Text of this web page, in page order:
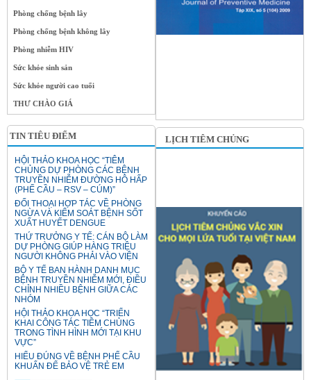
Phòng chống bệnh lây
Phòng chống bệnh không lây
Phòng nhiễm HIV
Sức khỏe sinh sản
Sức khỏe người cao tuổi
THƯ CHÀO GIÁ
TIN TIÊU ĐIỂM
HỘI THẢO KHOA HỌC “TIÊM
CHỦNG DỰ PHÒNG CÁC BỆNH
TRUYỀN NHIỄM ĐƯỜNG HÔ HẤP
(PHẾ CẦU – RSV – CÚM)”
ĐỐI THOẠI HỢP TÁC VỀ PHÒNG
NGỪA VÀ KIỂM SOÁT BỆNH SỐT
XUẤT HUYẾT DENGUE
THỨ TRƯỞNG Y TẾ: CÁN BỘ LÀM
DỰ PHÒNG GIÚP HÀNG TRIỆU
NGƯỜI KHÔNG PHẢI VÀO VIỆN
BỘ Y TẾ BAN HÀNH DANH MỤC
BỆNH TRUYỀN NHIỄM MỚI, ĐIỀU
CHỈNH NHIỀU BỆNH GIỮA CÁC
NHÓM
HỘI THẢO KHOA HỌC “TRIỂN
KHAI CÔNG TÁC TIÊM CHỦNG
TRONG TÌNH HÌNH MỚI TẠI KHU
VỰC”
HIỂU ĐÚNG VỀ BỆNH PHẾ CẦU
KHUẨN ĐỂ BẢO VỆ TRẺ EM
LỊCH TIÊM CHỦNG